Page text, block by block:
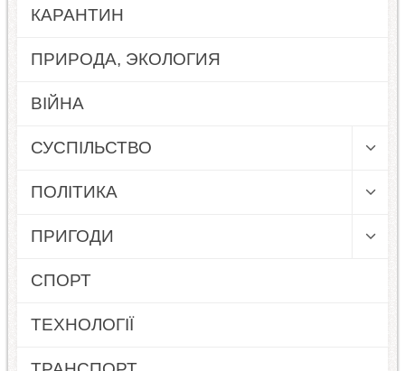
КАРАНТИН
ПРИРОДА, ЭКОЛОГИЯ
ВІЙНА
СУСПІЛЬСТВО
ПОЛІТИКА
ПРИГОДИ
СПОРТ
ТЕХНОЛОГІЇ